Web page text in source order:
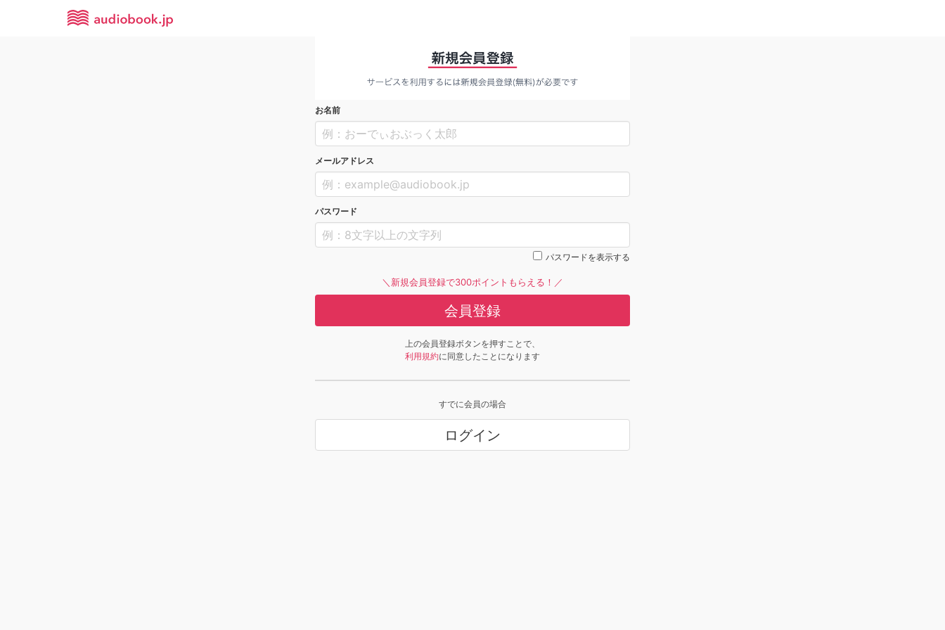
お名前
メールアドレス
パスワード
パスワードを表示する
＼新規会員登録で300ポイントもらえる！／
会員登録
上の会員登録ボタンを押すことで、
利用規約に同意したことになります
すでに会員の場合
ログイン